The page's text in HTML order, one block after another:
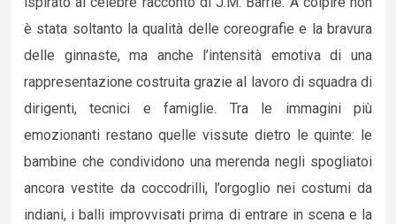
è stata soltanto la qualità delle coreografie e la bravura
delle ginnaste, ma anche l’intensità emotiva di una
rappresentazione costruita grazie al lavoro di squadra di
dirigenti, tecnici e famiglie. Tra le immagini più
emozionanti restano quelle vissute dietro le quinte: le
bambine che condividono una merenda negli spogliatoi
ancora vestite da coccodrilli, l’orgoglio nei costumi da
indiani, i balli improvvisati prima di entrare in scena e la